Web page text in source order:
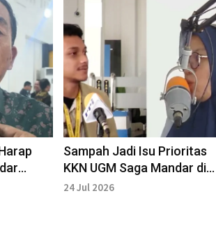
Sampah Jadi Isu Prioritas
KKN UGM Saga Mandar di
Desa Laliko
24 Jul 2026